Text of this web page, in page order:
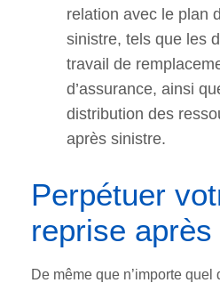
relation avec le plan
sinistre, tels que les
travail de
d’assurance, ainsi
distribution des
après sinistre.
Perpétuer
reprise
De même que n’importe